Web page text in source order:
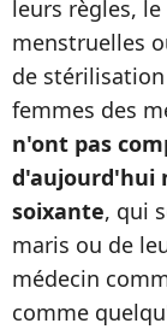
leurs règles,
menstruelles
de
femmes des
n'ont pas
d'aujourd'hui
soixante, qui
maris ou de
médecin
comme